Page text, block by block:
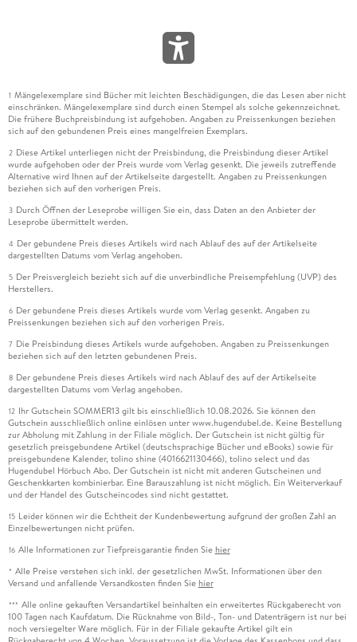
1 Mängelexemplare sind Bücher mit leichten Beschädigungen, die das Lesen aber nicht
einschränken. Mängelexemplare sind durch einen Stempel als solche gekennzeichnet.
Die frühere Buchpreisbindung ist aufgehoben. Angaben zu Preissenkungen beziehen
sich auf den gebundenen Preis eines mangelfreien Exemplars.
2 Diese Artikel unterliegen nicht der Preisbindung, die Preisbindung dieser Artikel
wurde aufgehoben oder der Preis wurde vom Verlag gesenkt. Die jeweils zutreffende
Alternative wird Ihnen auf der Artikelseite dargestellt. Angaben zu Preissenkungen
beziehen sich auf den vorherigen Preis.
3 Durch Öffnen der Leseprobe willigen Sie ein, dass Daten an den Anbieter der
Leseprobe übermittelt werden.
4 Der gebundene Preis dieses Artikels wird nach Ablauf des auf der Artikelseite
dargestellten Datums vom Verlag angehoben.
5 Der Preisvergleich bezieht sich auf die unverbindliche Preisempfehlung (UVP) des
Herstellers.
6 Der gebundene Preis dieses Artikels wurde vom Verlag gesenkt. Angaben zu
Preissenkungen beziehen sich auf den vorherigen Preis.
7 Die Preisbindung dieses Artikels wurde aufgehoben. Angaben zu Preissenkungen
beziehen sich auf den letzten gebundenen Preis.
8 Der gebundene Preis dieses Artikels wird nach Ablauf des auf der Artikelseite
dargestellten Datums vom Verlag angehoben.
12 Ihr Gutschein SOMMER13 gilt bis einschließlich 10.08.2026. Sie können den
Gutschein ausschließlich online einlösen unter www.hugendubel.de. Keine Bestellung
zur Abholung mit Zahlung in der Filiale möglich. Der Gutschein ist nicht gültig für
gesetzlich preisgebundene Artikel (deutschsprachige Bücher und eBooks) sowie für
preisgebundene Kalender, tolino shine (4016621130466), tolino select und das
Hugendubel Hörbuch Abo. Der Gutschein ist nicht mit anderen Gutscheinen und
Geschenkkarten kombinierbar. Eine Barauszahlung ist nicht möglich. Ein Weiterverkauf
und der Handel des Gutscheincodes sind nicht gestattet.
15 Leider können wir die Echtheit der Kundenbewertung aufgrund der großen Zahl an
Einzelbewertungen nicht prüfen.
16 Alle Informationen zur Tiefpreisgarantie finden Sie hier
* Alle Preise verstehen sich inkl. der gesetzlichen MwSt. Informationen über den
Versand und anfallende Versandkosten finden Sie hier
*** Alle online gekauften Versandartikel beinhalten ein erweitertes Rückgaberecht von
100 Tagen nach Kaufdatum. Die Rücknahme von Bild-, Ton- und Datenträgern ist nur bei
noch versiegelter Ware möglich. Für in der Filiale gekaufte Artikel gilt ein